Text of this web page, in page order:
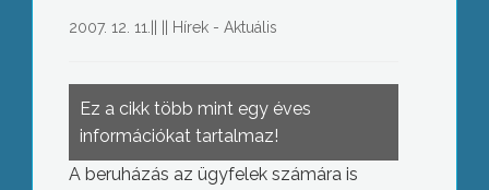
2007. 12. 11. Hírek - Aktuális
Ez a cikk több mint egy éves
információkat tartalmaz!
A beruházás az ügyfelek számára is